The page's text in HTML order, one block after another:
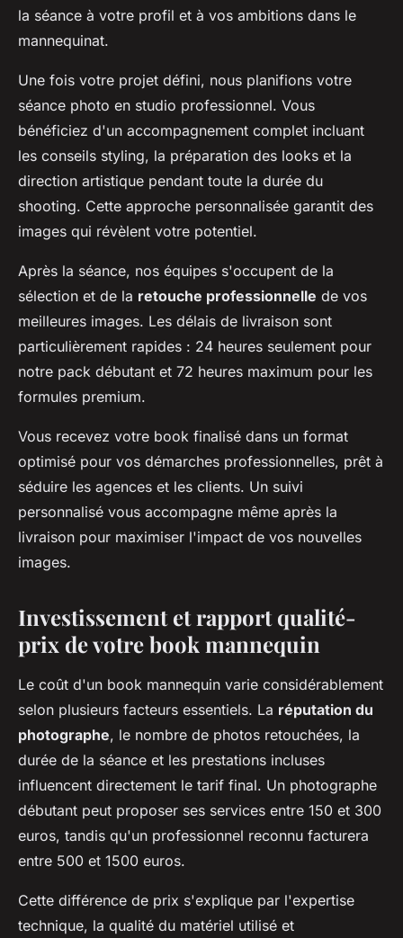
la séance à votre profil et à vos ambitions dans le
mannequinat.
Une fois votre projet défini, nous planifions votre
séance photo en studio professionnel. Vous
bénéficiez d'un accompagnement complet incluant
les conseils styling, la préparation des looks et la
direction artistique pendant toute la durée du
shooting. Cette approche personnalisée garantit des
images qui révèlent votre potentiel.
Après la séance, nos équipes s'occupent de la
sélection et de la retouche professionnelle de vos
meilleures images. Les délais de livraison sont
particulièrement rapides : 24 heures seulement pour
notre pack débutant et 72 heures maximum pour les
formules premium.
Vous recevez votre book finalisé dans un format
optimisé pour vos démarches professionnelles, prêt à
séduire les agences et les clients. Un suivi
personnalisé vous accompagne même après la
livraison pour maximiser l'impact de vos nouvelles
images.
Investissement et rapport qualité-
prix de votre book mannequin
Le coût d'un book mannequin varie considérablement
selon plusieurs facteurs essentiels. La réputation du
photographe, le nombre de photos retouchées, la
durée de la séance et les prestations incluses
influencent directement le tarif final. Un photographe
débutant peut proposer ses services entre 150 et 300
euros, tandis qu'un professionnel reconnu facturera
entre 500 et 1500 euros.
Cette différence de prix s'explique par l'expertise
technique, la qualité du matériel utilisé et